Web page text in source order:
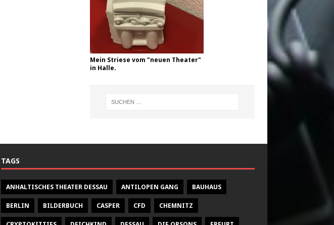
Mein Striese vom "neuen Theater"
in Halle.
TAGS
ANHALTISCHES THEATER DESSAU ANTILOPEN GANG BAUHAUS
BERLIN BILDERBUCH CASPER CFD CHEMNITZ